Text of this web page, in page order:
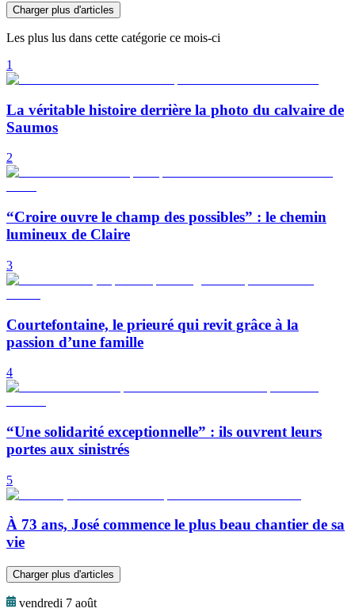
Charger plus d'articles
Les plus lus dans cette catégorie ce mois-ci
1
La véritable histoire derrière la photo du calvaire de
Saumos
2
“Croire ouvre le champ des possibles” : le chemin
lumineux de Claire
3
Courtefontaine, le prieuré qui revit grâce à la
passion d’une famille
4
“Une solidarité exceptionnelle” : ils ouvrent leurs
portes aux sinistrés
5
À 73 ans, José commence le plus beau chantier de sa
vie
Charger plus d'articles
vendredi 7 août